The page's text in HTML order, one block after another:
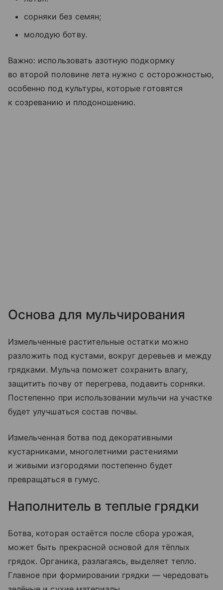
сорняки без семян;
молодую ботву.
Важно: использовать азотную подкормку
во второй половине лета нужно с осторожностью,
особенно под культуры, которые готовятся
к созреванию и плодоношению.
Основа для мульчирования
Измельченные растительные остатки можно
разложить под кустами, вокруг деревьев и между
грядками. Мульча поможет сохранить влагу,
защитить почву от перегрева, подавить сорняки.
Постепенно при использовании мульчи на участке
будет улучшаться состав почвы.
Измельченная ботва под декоративными
кустарниками, многолетними растениями
и живыми изгородями постепенно будет
превращаться в гумус.
Наполнитель в теплые грядки
Ботва, которая остаётся после сбора урожая,
может быть прекрасной основой для тёплых
грядок. Органика, разлагаясь, выделяет тепло.
Главное при формировании грядки — чередовать